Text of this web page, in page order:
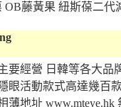
OB藤黃果 紐斯葆二代
要經營 日韓等各大品
眼活動款式高達幾百
薄地址 www.mteye.hk